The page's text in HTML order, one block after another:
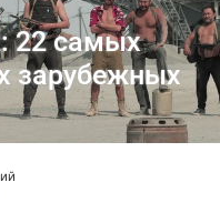
22 самых
зарубежных